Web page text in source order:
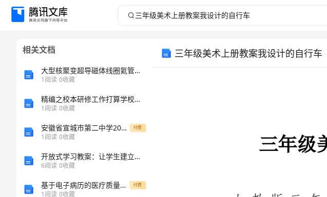
三
相关文档
大型核聚变超导磁体线圈氦管的设计及分析的任务书
1阅读 0收藏
精编之校本研修工作打算学校工作计划
1阅读 0收藏
安徽省宣城市第二中学2025年八年级数学上学期期中预测试题含解析 付费
1阅读 0收藏
开放式学习教案：让学生建立开放、合作和创新的文化
6阅读 0收藏
基于电子病历的医疗质量控制与安全管理策略(共11页) 付费
1阅读 0收藏
三年级美术上册教案我设计的自行车